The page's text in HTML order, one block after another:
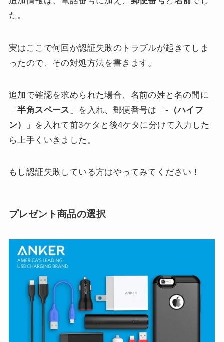
た。
実はここで何回か認証失敗のトラブルが起きてしま
ったので、その対処方法を書きます。
追加で確認を求められた場合、名前の姓と名の間に
「半角スペース 」を入れ、郵便番号は「-（ハイフ
ン）
」を入れて前3ケタと後4ケタに分けて入力した
ら上手くいきました。
もし認証失敗している方はやってみてください！
プレゼント商品の選択